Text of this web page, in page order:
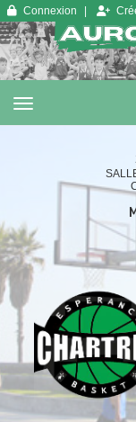
Connexion
Panneau de gestion